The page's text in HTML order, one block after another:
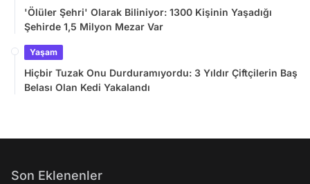
'Ölüler Şehri' Olarak Biliniyor: 1300 Kişinin Yaşadığı
Şehirde 1,5 Milyon Mezar Var
Yaşam
Hiçbir Tuzak Onu Durduramıyordu: 3 Yıldır Çiftçilerin Baş
Belası Olan Kedi Yakalandı
Son Eklenenler